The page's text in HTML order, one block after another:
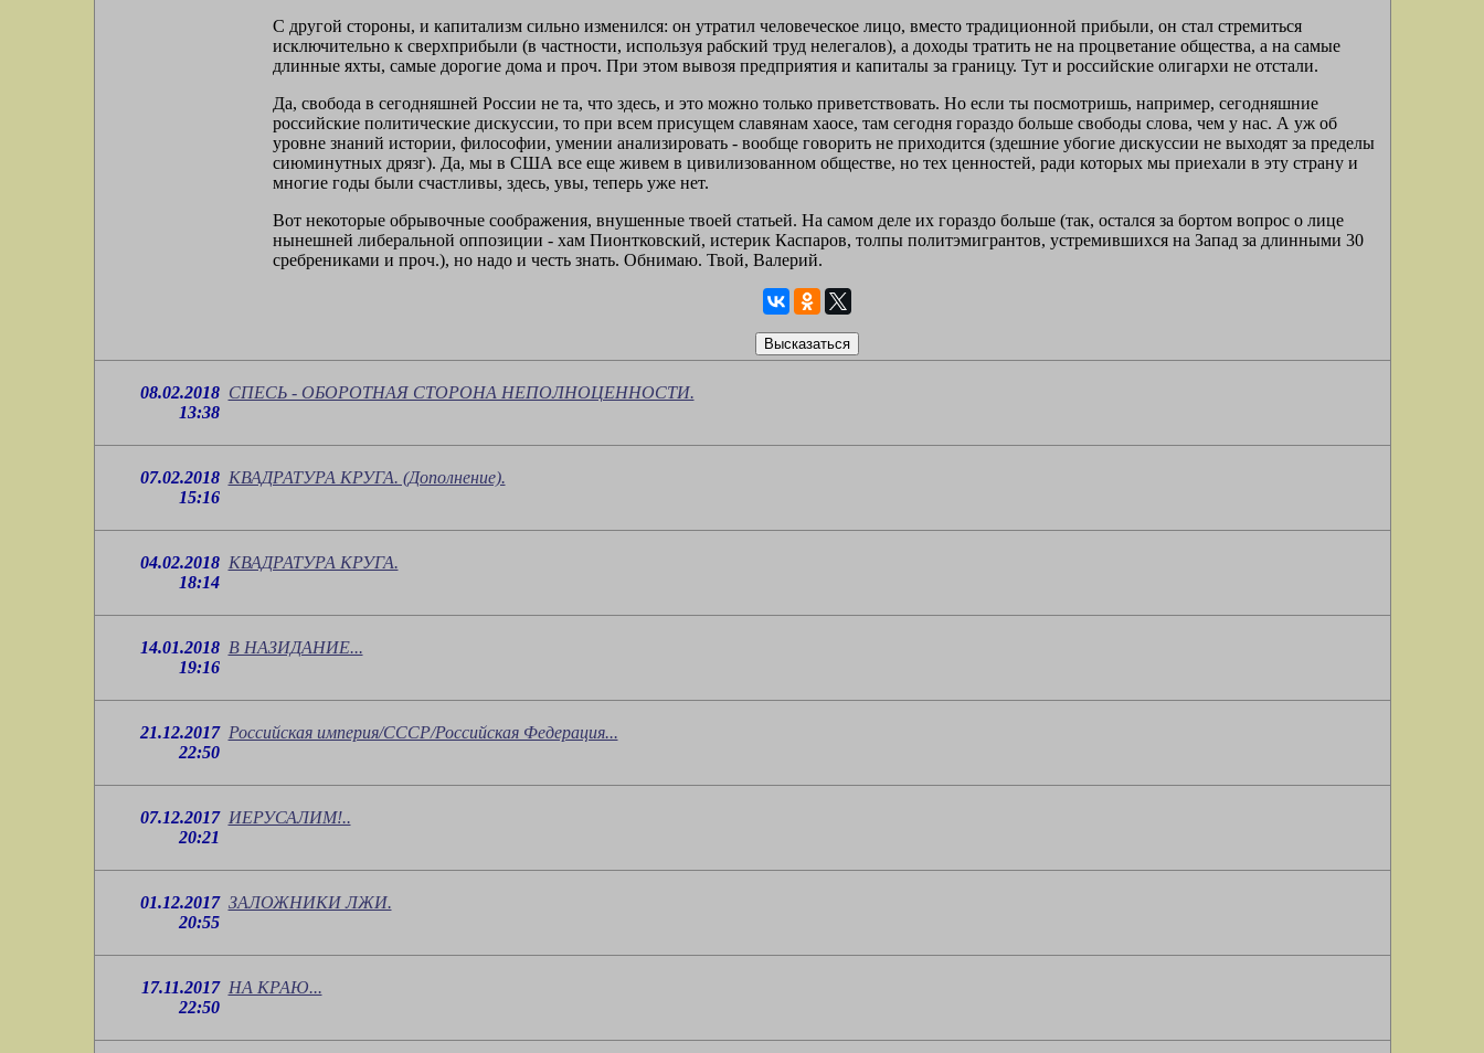
С другой стороны, и капитализм сильно изменился: он утратил человеческое лицо, вместо традиционной прибыли, он стал стремиться
исключительно к сверхприбыли (в частности, используя рабский труд нелегалов), а доходы тратить не на процветание общества, а на самые
длинные яхты, самые дорогие дома и проч. При этом вывозя предприятия и капиталы за границу. Тут и российские олигархи не отстали.
Да, свобода в сегодняшней России не та, что здесь, и это можно только приветствовать. Но если ты посмотришь, например, сегодняшние
российские политические дискуссии, то при всем присущем славянам хаосе, там сегодня гораздо больше свободы слова, чем у нас. А уж об
уровне знаний истории, философии, умении анализировать - вообще говорить не приходится (здешние убогие дискуссии не выходят за пределы
сиюминутных дрязг). Да, мы в США все еще живем в цивилизованном обществе, но тех ценностей, ради которых мы приехали в эту страну и
многие годы были счастливы, здесь, увы, теперь уже нет.
Вот некоторые обрывочные соображения, внушенные твоей статьей. На самом деле их гораздо больше (так, остался за бортом вопрос о лице
нынешней либеральной оппозиции - хам Пионтковский, истерик Каспаров, толпы политэмигрантов, устремившихся на Запад за длинными 30
сребрениками и проч.), но надо и честь знать. Обнимаю. Твой, Валерий.
08.02.2018
13:38
СПЕСЬ - ОБОРОТНАЯ СТОРОНА НЕПОЛНОЦЕННОСТИ.
07.02.2018
15:16
КВАДРАТУРА КРУГА. (Дополнение).
04.02.2018
18:14
КВАДРАТУРА КРУГА.
14.01.2018
19:16
В НАЗИДАНИЕ...
21.12.2017
22:50
Российская империя/СССР/Российская Федерация...
07.12.2017
20:21
ИЕРУСАЛИМ!..
01.12.2017
20:55
ЗАЛОЖНИКИ ЛЖИ.
17.11.2017
22:50
НА КРАЮ...